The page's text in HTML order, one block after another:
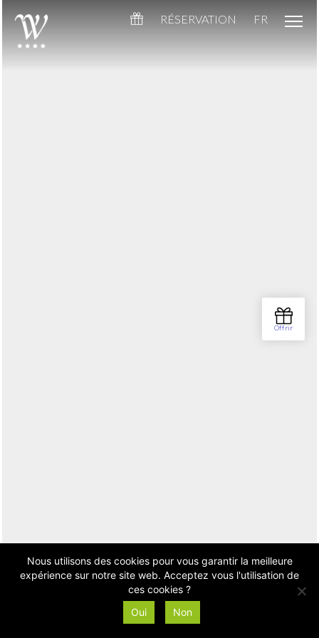
RÉSERVATION FR
Nous utilisons des cookies pour vous garantir la meilleure
expérience sur notre site web. Acceptez vous l'utilisation de
ces cookies ?
Oui
Non